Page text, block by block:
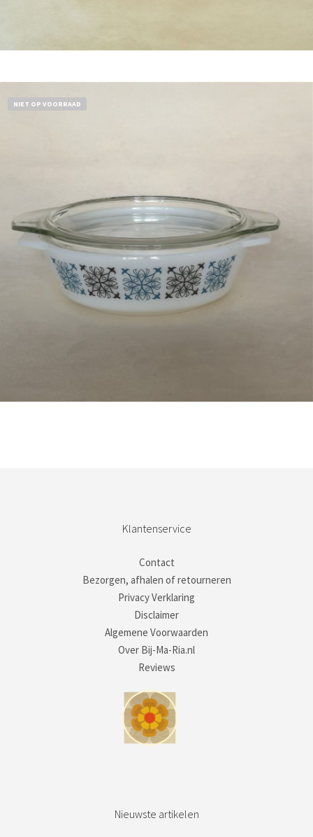
NIET OP VOORRAAD
Klantenservice
Contact
Bezorgen, afhalen of retourneren
Privacy Verklaring
Disclaimer
Algemene Voorwaarden
Over Bij-Ma-Ria.nl
Reviews
Nieuwste artikelen